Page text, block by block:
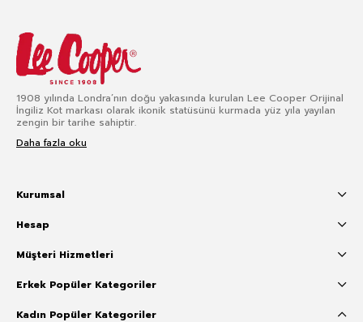
1908 yılında Londra’nın doğu yakasında kurulan Lee Cooper Orijinal
İngiliz Kot markası olarak ikonik statüsünü kurmada yüz yıla yayılan
zengin bir tarihe sahiptir.
Daha fazla oku
Kurumsal
Hesap
Müşteri Hizmetleri
Erkek Popüler Kategoriler
Kadın Popüler Kategoriler